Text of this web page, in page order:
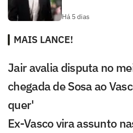
Há 5 dias
MAIS LANCE!
Jair avalia disputa no
chegada de Sosa ao
quer'
Ex-Vasco vira assunto